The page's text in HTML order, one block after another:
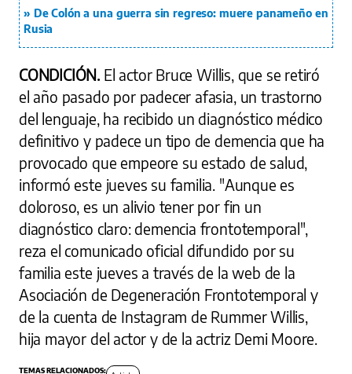
De Colón a una guerra sin regreso: muere panameño en
Rusia
CONDICIÓN. El actor Bruce Willis, que se retiró
el año pasado por padecer afasia, un trastorno
del lenguaje, ha recibido un diagnóstico médico
definitivo y padece un tipo de demencia que ha
provocado que empeore su estado de salud,
informó este jueves su familia. "Aunque es
doloroso, es un alivio tener por fin un
diagnóstico claro: demencia frontotemporal",
reza el comunicado oficial difundido por su
familia este jueves a través de la web de la
Asociación de Degeneración Frontotemporal y
de la cuenta de Instagram de Rummer Willis,
hija mayor del actor y de la actriz Demi Moore.